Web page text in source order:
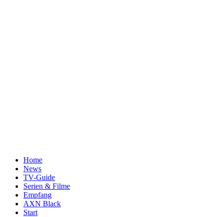
Home
News
TV-Guide
Serien & Filme
Empfang
AXN Black
Start